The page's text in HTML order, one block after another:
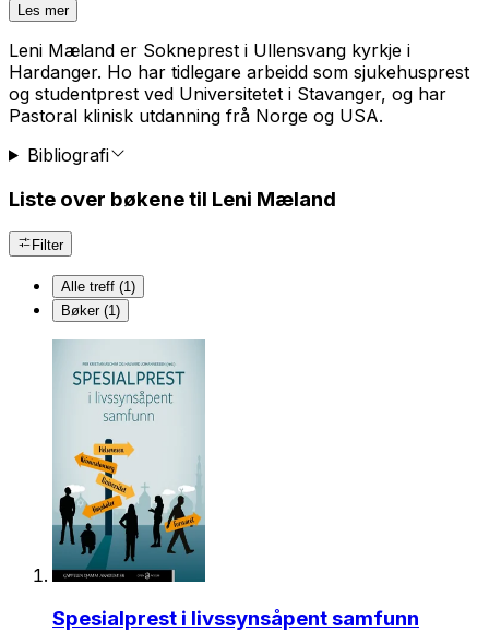
Les mer
Leni Mæland er Sokneprest i Ullensvang kyrkje i
Hardanger. Ho har tidlegare arbeidd som sjukehusprest
og studentprest ved Universitetet i Stavanger, og har
Pastoral klinisk utdanning frå Norge og USA.
Bibliografi
Liste over bøkene til Leni Mæland
Filter
Alle treff (1)
Bøker (1)
Spesialprest i livssynsåpent samfunn